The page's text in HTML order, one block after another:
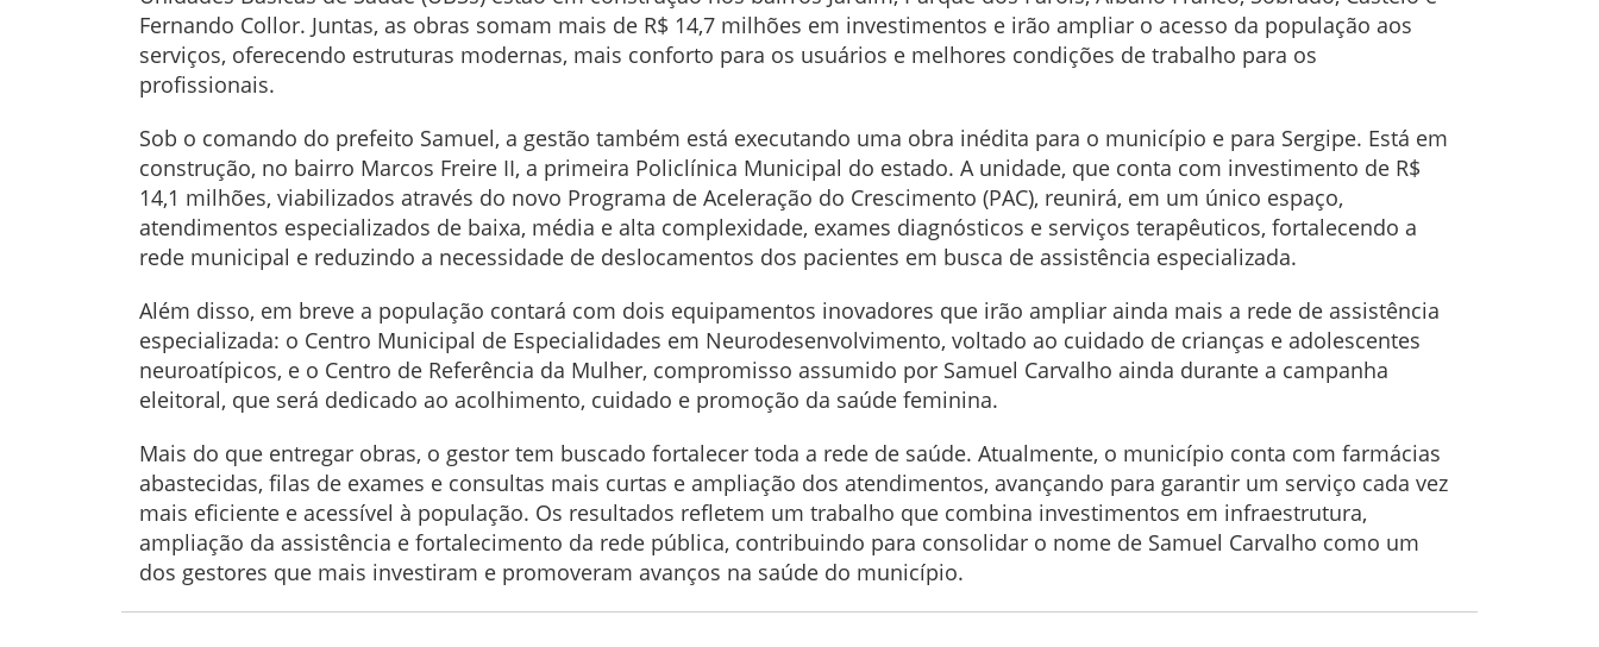
Fernando Collor. Juntas, as obras somam mais de R$ 14,7 milhões em investimentos e irão ampliar o acesso da população aos
serviços, oferecendo estruturas modernas, mais conforto para os usuários e melhores condições de trabalho para os
profissionais.
Sob o comando do prefeito Samuel, a gestão também está executando uma obra inédita para o município e para Sergipe. Está em
construção, no bairro Marcos Freire II, a primeira Policlínica Municipal do estado. A unidade, que conta com investimento de R$
14,1 milhões, viabilizados através do novo Programa de Aceleração do Crescimento (PAC), reunirá, em um único espaço,
atendimentos especializados de baixa, média e alta complexidade, exames diagnósticos e serviços terapêuticos, fortalecendo a
rede municipal e reduzindo a necessidade de deslocamentos dos pacientes em busca de assistência especializada.
Além disso, em breve a população contará com dois equipamentos inovadores que irão ampliar ainda mais a rede de assistência
especializada: o Centro Municipal de Especialidades em Neurodesenvolvimento, voltado ao cuidado de crianças e adolescentes
neuroatípicos, e o Centro de Referência da Mulher, compromisso assumido por Samuel Carvalho ainda durante a campanha
eleitoral, que será dedicado ao acolhimento, cuidado e promoção da saúde feminina.
Mais do que entregar obras, o gestor tem buscado fortalecer toda a rede de saúde. Atualmente, o município conta com farmácias
abastecidas, filas de exames e consultas mais curtas e ampliação dos atendimentos, avançando para garantir um serviço cada vez
mais eficiente e acessível à população. Os resultados refletem um trabalho que combina investimentos em infraestrutura,
ampliação da assistência e fortalecimento da rede pública, contribuindo para consolidar o nome de Samuel Carvalho como um
dos gestores que mais investiram e promoveram avanços na saúde do município.